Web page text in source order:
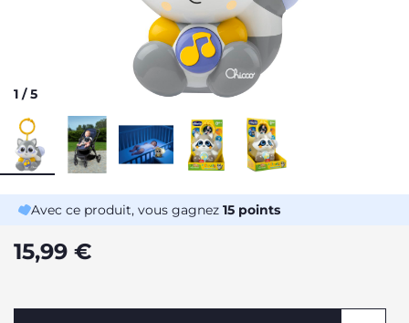
1 /5
Avec ce produit, vous gagnez 15 points
15,99 €